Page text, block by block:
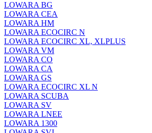
LOWARA BG
LOWARA CEA
LOWARA HM
LOWARA ECOCIRC N
LOWARA ECOCIRC XL, XLPLUS
LOWARA VM
LOWARA CO
LOWARA CA
LOWARA GS
LOWARA ECOCIRC XL N
LOWARA SCUBA
LOWARA SV
LOWARA LNEE
LOWARA 1300